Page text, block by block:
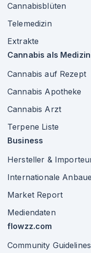
Cannabisblüten
Telemedizin
Extrakte
Cannabis als Medizin
Cannabis auf Rezept
Cannabis Apotheke
Cannabis Arzt
Terpene Liste
Business
Hersteller &
Internationale
Market Report
Mediendaten
flowzz.com
Community Guidelines